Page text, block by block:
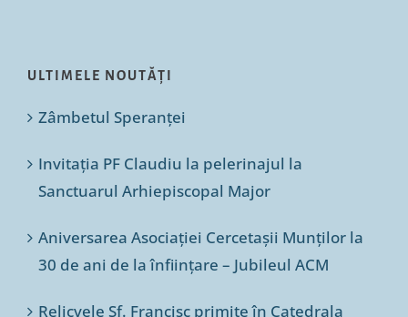
ULTIMELE NOUTĂȚI
Zâmbetul Speranței
Invitația PF Claudiu la pelerinajul la
Sanctuarul Arhiepiscopal Major
Aniversarea Asociației Cercetașii Munților la
30 de ani de la înființare – Jubileul ACM
Relicvele Sf. Francisc primite în Catedrala